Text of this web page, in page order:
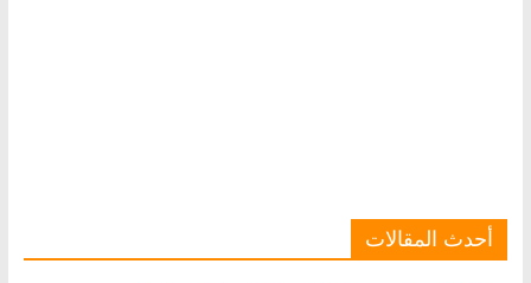
أحدث المقالات